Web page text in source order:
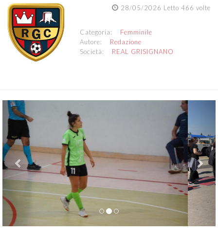
28/05/2026 Letto 466 volte
Categoria: Femminile
Autore: Redazione
Società: REAL GRISIGNANO
Previous